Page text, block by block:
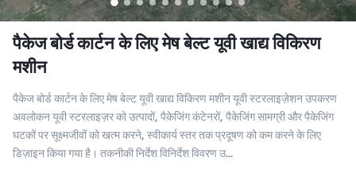
पैकेज बोर्ड कार्टन के लिए मेष बेल्ट यूवी खाद्य विकिरण
मशीन
पैकेज बोर्ड कार्टन के लिए मेष बेल्ट यूवी खाद्य विकिरण मशीन यूवी स्टरलाइज़ेशन उपकरण
अवलोकन यूवी स्टरलाइज़र को उत्पादों, पैकेजिंग कंटेनरों, पैकेजिंग सामग्री और पैकेजिंग
घटकों पर सूक्ष्मजीवों को खत्म करने, स्वीकार्य स्तर तक प्रदूषण को कम करने के लिए
डिज़ाइन किया गया है। तकनीकी निर्देश विनिर्देश विवरण उ...